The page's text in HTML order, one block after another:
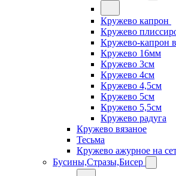
Кружево капрон
Кружево
Кружево-капрон
Кружево 16мм
Кружево 3см
Кружево 4см
Кружево 4,5см
Кружево 5см
Кружево 5,5см
Кружево радуга
Кружево вязаное
Тесьма
Кружево ажурное на
Бусины,Стразы,Бисер